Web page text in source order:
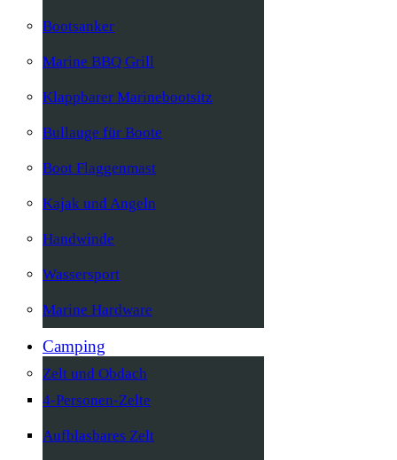
Bootsanker
Marine BBQ Grill
Klappbarer Marinebootsitz
Bullauge für Boote
Boot Flaggenmast
Kajak und Angeln
Handwinde
Wassersport
Marine Hardware
Camping
Zelt und Obdach
4-Personen-Zelte
Aufblasbares Zelt